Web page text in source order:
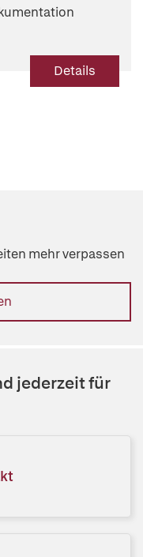
Details
mehr verpassen
jederzeit für